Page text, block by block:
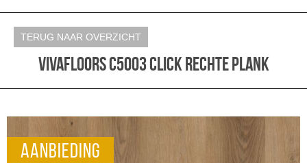
TERUG NAAR OVERZICHT
Vivafloors C5003 click rechte plank
aanbieding